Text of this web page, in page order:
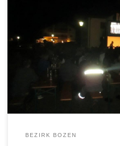
Es war ein verschneites
vorigen Jahr am Vigil Joch, als
bezirksübergreifenden Aktion
Fahnenleutnant dem
wurde. Die 4 Kompanien des
doch das Schattenspiel
Land bereits für Furore und
einer gemeinsamen Aktion […]
BEZIRK BOZEN